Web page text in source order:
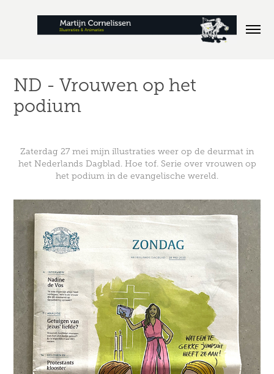
ND - Vrouwen op het
podium
Zaterdag 27 mei mijn illustraties weer op de deurmat in
het Nederlands Dagblad.
Hoe tof. Serie over vrouwen op
het podium in de evangelische wereld.